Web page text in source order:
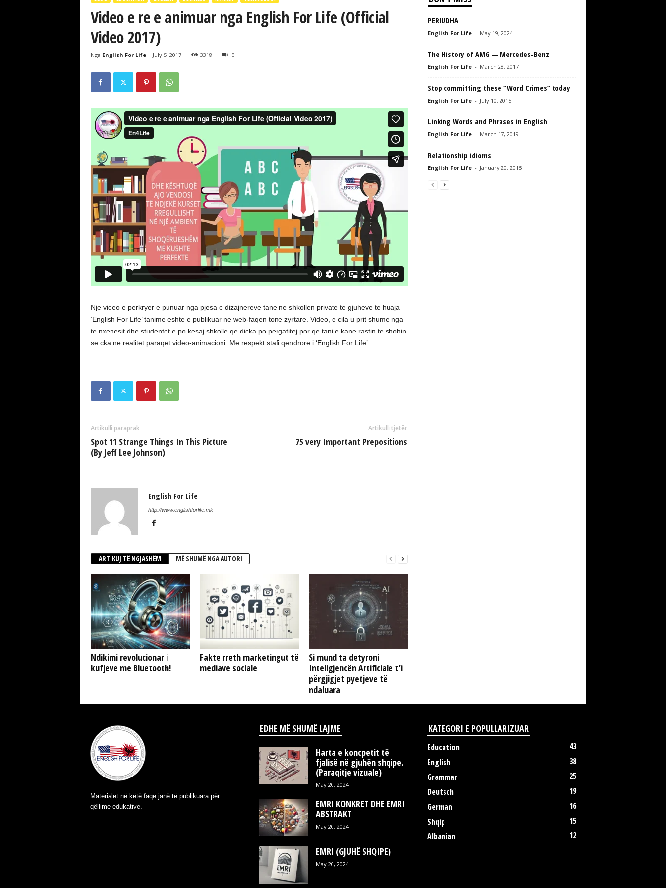
Video e re e animuar nga English For Life (Official
Video 2017)
Nga English For Life- July 5, 2017 3318 0
Nje video e perkryer e punuar nga pjesa e dizajnereve tane ne shkollen private te gjuheve te huaja
‘English For Life’ tanime eshte e publikuar ne web-faqen tone zyrtare. Video, e cila u prit shume nga
te nxenesit dhe studentet e po kesaj shkolle qe dicka po pergatitej por qe tani e kane rastin te shohin
se cka ne realitet paraqet video-animacioni. Me respekt stafi qendrore i ‘English For Life’.
Artikulli paraprak
Spot 11 Strange Things In This Picture
(By Jeff Lee Johnson)
Artikulli tjetër
75 very Important Prepositions
English For Life
http://www.englishforlife.mk
ARTIKUJ TË NGJASHËM MË SHUMË NGA AUTORI
Ndikimi revolucionar i
kufjeve me Bluetooth!
Fakte rreth marketingut të
mediave sociale
Si mund ta detyroni
Inteligjencën Artificiale t’i
përgjigjet pyetjeve të
ndaluara
PERIUDHA
English For Life - May 19, 2024
The History of AMG — Mercedes-Benz
English For Life - March 28, 2017
Stop committing these “Word Crimes” today
English For Life - July 10, 2015
Linking Words and Phrases in English
English For Life - March 17, 2019
Relationship idioms
English For Life - January 20, 2015
Materialet në këtë faqe janë të publikuara për
qëllime edukative.
EDHE MË SHUMË LAJME
Harta e koncpetit të
fjalisë në gjuhën shqipe.
(Paraqitje vizuale)
May 20, 2024
EMRI KONKRET DHE EMRI
ABSTRAKT
May 20, 2024
EMRI (GJUHË SHQIPE)
May 20, 2024
KATEGORI E POPULLARIZUAR
Education
43
English
38
Grammar
25
Deutsch
19
German
16
Shqip
15
Albanian
12